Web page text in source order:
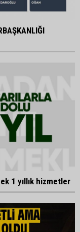
1 yıllık hizmetler